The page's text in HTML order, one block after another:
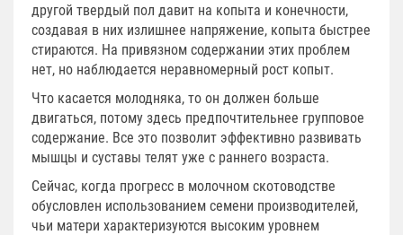
другой твердый пол давит на копыта и конечности,
создавая в них излишнее напряжение, копыта быстрее
стираются. На привязном содержании этих проблем
нет, но наблюдается неравномерный рост копыт.
Что касается молодняка, то он должен больше
двигаться, потому здесь предпочтительнее групповое
содержание. Все это позволит эффективно развивать
мышцы и суставы телят уже с раннего возраста.
Сейчас, когда прогресс в молочном скотоводстве
обусловлен использованием семени производителей,
чьи матери характеризуются высоким уровнем